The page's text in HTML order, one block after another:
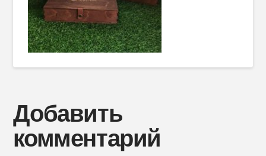
Добавить
комментарий